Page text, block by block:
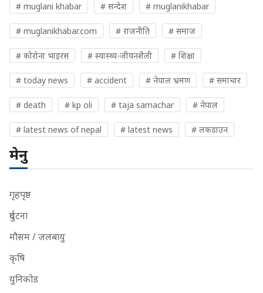
# muglani khabar # सन्देश # muglanikhabar
# muglanikhabar.com # राजनीति # समाज
# कोरोना भाइरस # स्वास्थ्य-जीवनशैली # शिक्षा
# today news # accident # नेपाल भ्रमण # समाचार
# death # kp oli # taja samachar # नेपाल
# latest news of nepal # latest news # लकडाउन
मेनु
गृहपृष्ठ
दुर्घटना
मौसम / जलबायु
कृषि
युनिकोड